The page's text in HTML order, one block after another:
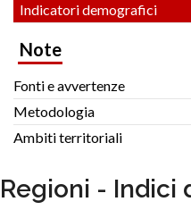
Indicatori demografici
Note
Fonti e avvertenze
Metodologia
Ambiti territoriali
Regioni - Indici